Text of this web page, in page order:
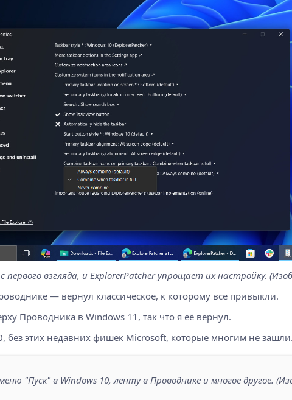
взгляда, и ExplorerPatcher упрощает их настройку.
— вернул классическое, к которому все привыкли.
Проводника в Windows 11, так что я её вернул.
этих недавних фишек Microsoft, которые многим не зашли.
"Пуск" в Windows 10, ленту в Проводнике и многое другое.